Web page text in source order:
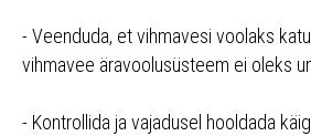
- Veenduda, et vihmavesi voolaks
vihmavee äravoolusüsteem ei oleks
- Kontrollida ja vajadusel hooldada